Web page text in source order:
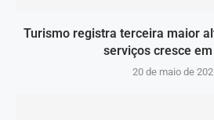
Turismo registra terceira maior
serviços cresce
20 de maio de